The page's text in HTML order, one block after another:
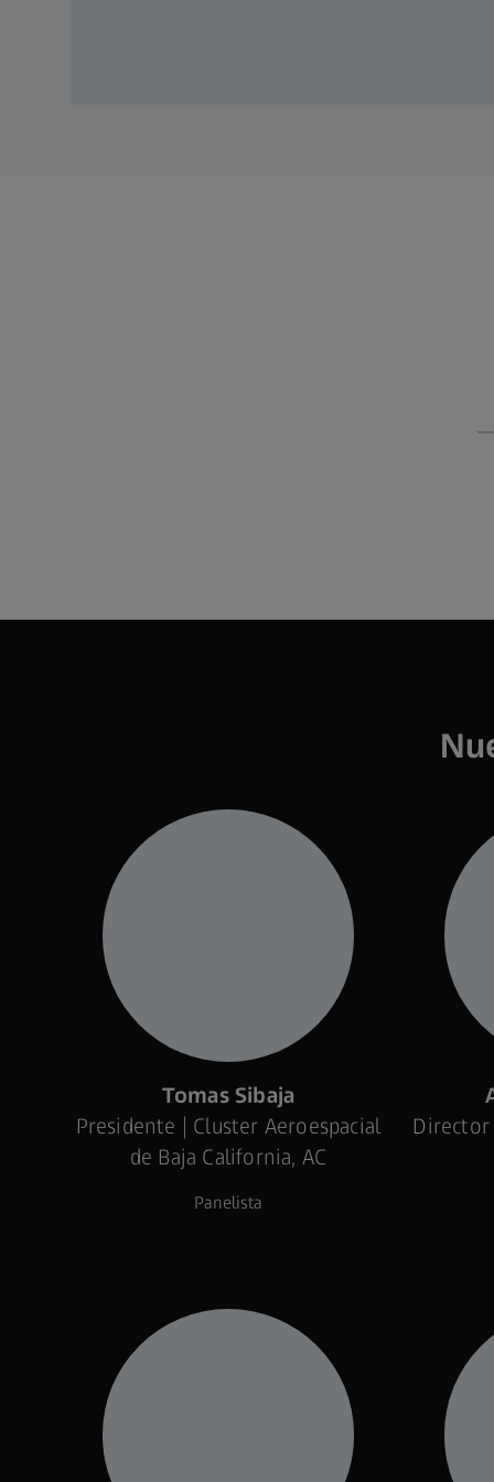
04:00 pm a 05:00 pm Registro
06:00 pm a 07:00 pm
07:00 a 08:00 pm
Tomas Sibaja
Presidente | Cluster Aeroespacial
de Baja California, AC
Panelista
Director